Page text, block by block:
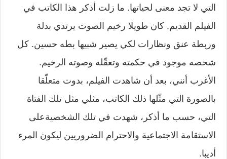
التي لا تجد معنى لحياتها. ما زلت أذكر هذا الكاتب في
الفيلم القديم. كان طويلا رخيم الصوت يرتدي بدلة
وربطة عنق ونظارات لكي يصير شبيها بطه حسين. كل
شخصه موجود في حكمته وتعقّله وصوته الرخيم.
الأغرب أنني، بعد أن شاهدت الفيلم، بدوت متعلّقا
بالصورة التي مثّلها ذلك الكاتب، مثلي مثل تلك الفتاة
التي، حسب ما أذكر، شهدت في تلك الشخصيةعلى
الاستقامة الاجتماعية والاحترام الضروريين ليكون المرء
أديبا.